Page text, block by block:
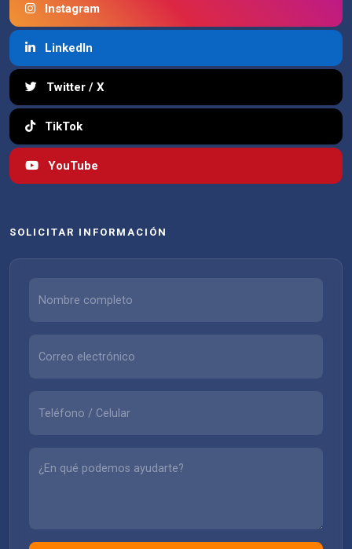
Instagram
LinkedIn
Twitter / X
TikTok
YouTube
SOLICITAR INFORMACIÓN